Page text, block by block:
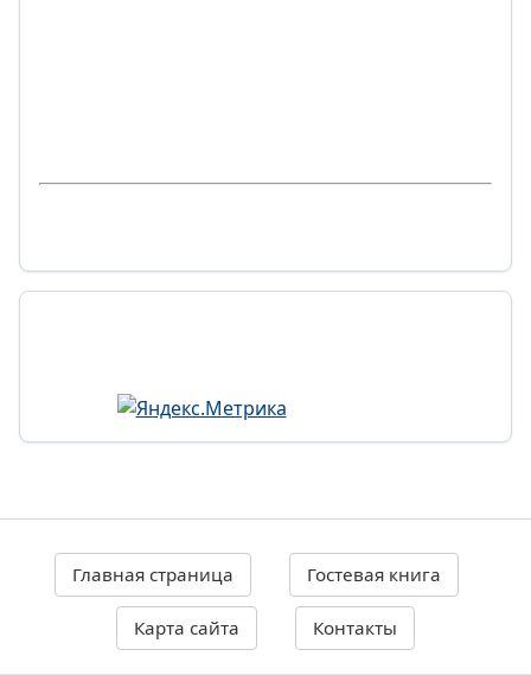
Главная страница Гостевая книга
Карта сайта Контакты